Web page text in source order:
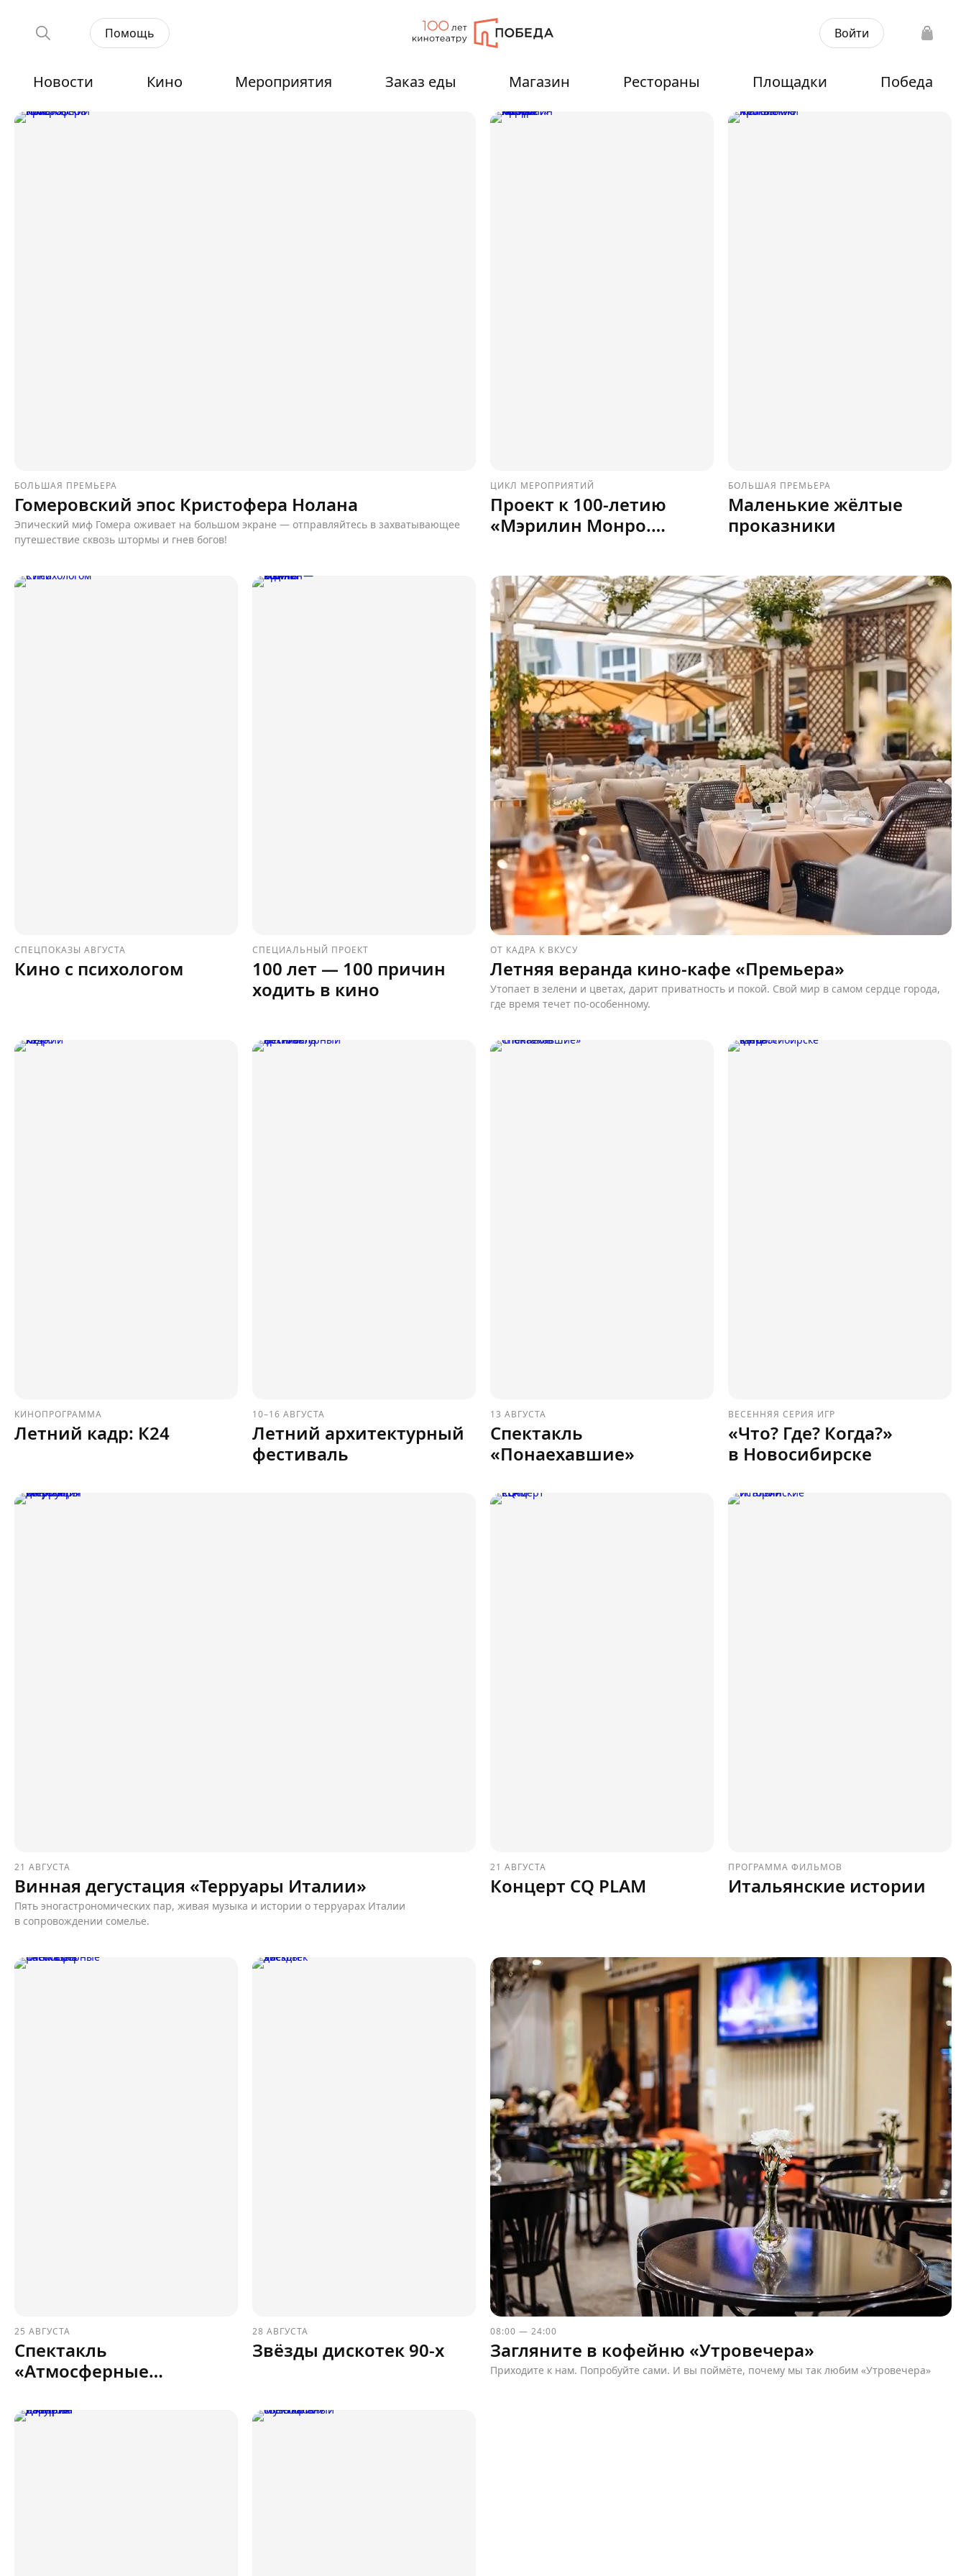
Помощь Войти
Новости Кино Мероприятия Заказ еды Магазин Рестораны Площадки Победа
БОЛЬШАЯ ПРЕМЬЕРА
Гомеровский эпос Кристофера Нолана
Эпический миф Гомера оживает на большом экране — отправляйтесь в захватывающее
путешествие сквозь штормы и гнев богов!
ЦИКЛ МЕРОПРИЯТИЙ
Проект к 100-летию
«Мэрилин Монро.
БОЛЬШАЯ ПРЕМЬЕРА
Маленькие жёлтые
проказники
СПЕЦПОКАЗЫ АВГУСТА
Кино с психологом
СПЕЦИАЛЬНЫЙ ПРОЕКТ
100 лет — 100 причин
ходить в кино
ОТ КАДРА К ВКУСУ
Летняя веранда кино-кафе «Премьера»
Утопает в зелени и цветах, дарит приватность и покой. Свой мир в самом сердце города,
где время течет по-особенному.
КИНОПРОГРАММА
Летний кадр: К24
10–16 АВГУСТА
Летний архитектурный
фестиваль
13 АВГУСТА
Спектакль
«Понаехавшие»
ВЕСЕННЯЯ СЕРИЯ ИГР
«Что? Где? Когда?»
в Новосибирске
21 АВГУСТА
Винная дегустация «Терруары Италии»
Пять эногастрономических пар, живая музыка и истории о терруарах Италии
в сопровождении сомелье.
21 АВГУСТА
Концерт CQ PLAM
ПРОГРАММА ФИЛЬМОВ
Итальянские истории
25 АВГУСТА
Спектакль
«Атмосферные
28 АВГУСТА
Звёзды дискотек 90-х
08:00 — 24:00
Загляните в кофейню «Утровечера»
Приходите к нам. Попробуйте сами. И вы поймёте, почему мы так любим «Утровечера»